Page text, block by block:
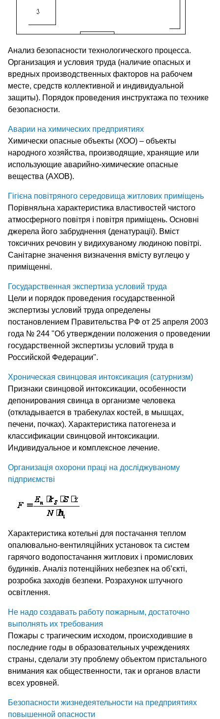
Анализ безопасности технологического процесса.
Организация и условия труда (наличие опасных и
вредных производственных факторов на рабочем
месте, средств коллективной и индивидуальной
защиты). Порядок проведения инструктажа по технике
безопасности.
Аварии на химических предприятиях
Химически опасные объекты (ХОО) – объекты
народного хозяйства, производящие, хранящие или
использующие аварийно-химические опасные
вещества (АХОВ).
Гігієна повітряного середовища житлових приміщень
Порівняльна характеристика властивостей чистого
атмосферного повітря і повітря приміщень. Основні
джерела його забруднення (денатурації). Вміст
токсичних речовин у видихуваному людиною повітрі.
Санітарне значення визначення вмісту вуглецю у
приміщенні.
Государственная экспертиза условий труда
Цели и порядок проведения государственной
экспертизы условий труда определены
постановлением Правительства РФ от 25 апреля 2003
года № 244 "Об утверждении положения о проведении
государственной экспертизы условий труда в
Российской Федерации".
Хроническая свинцовая интоксикация (сатурнизм)
Признаки свинцовой интоксикации, особенности
депонирования свинца в организме человека
(откладывается в трабекулах костей, в мышцах,
печени, почках). Характеристика патогенеза и
классификации свинцовой интоксикации.
Индивидуальное и комплексное лечение.
Организація охорони праці на досліджуваному
підприємстві
Характеристика котельні для постачання теплом
опалювально-вентиляційних установок та систем
гарячого водопостачання житлових і промислових
будинків. Аналіз потенційних небезпек на об’єкті,
розробка заходів безпеки. Розрахунок штучного
освітлення.
Не надо создавать работу пожарным, достаточно
выполнять их требования
Пожары с трагическим исходом, происходившие в
последние годы в образовательных учреждениях
страны, сделали эту проблему объектом пристального
внимания как общественности, так и органов власти
всех уровней.
Безопасности жизнедеятельности на предприятиях
повышенной опасности